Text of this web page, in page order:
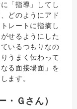
「指導」してし
どのようにアド
レートに指摘し
せるようにした
いるつもりなの
うまく伝わって
る面接場面」を
ます。
・Ｇさん）